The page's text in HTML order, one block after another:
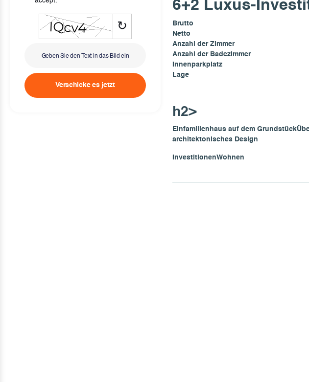
↻
Verschicke es jetzt
6+2 Luxus-
Brutto
Netto
Anzahl der Zimmer
Anzahl der Badezimmer
Innenparkplatz
Lage
h2>
Einfamilienhaus auf dem Grundstück
architektonisches Design
InvestitionenWohnen